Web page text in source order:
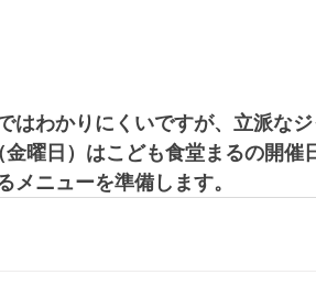
わかりにくいですが、立派なジ
曜日）はこども食堂まるの開催
ニューを準備します。